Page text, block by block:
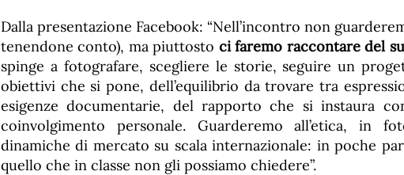
Dalla presentazione Facebook: “Nell’incontro non
tenendone conto), ma piuttosto ci faremo raccontare del
spinge a fotografare, scegliere le storie, seguire un
obiettivi che si pone, dell’equilibrio da trovare tra
esigenze documentarie, del rapporto che si instaura
coinvolgimento personale. Guarderemo all’etica, in
dinamiche di mercato su scala internazionale: in poche
quello che in classe non gli possiamo chiedere”.